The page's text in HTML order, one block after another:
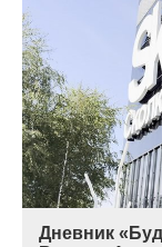
Дневник